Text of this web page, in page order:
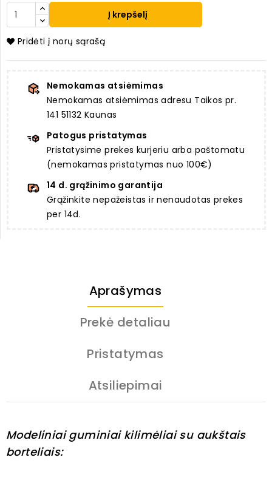
Į krepšelį
Pridėti į norų sąrašą
Nemokamas atsiėmimas
Nemokamas atsiėmimas adresu Taikos pr.
141 51132 Kaunas
Patogus pristatymas
Pristatysime prekes kurjeriu arba paštomatu
(nemokamas pristatymas nuo 100€)
14 d. grąžinimo garantija
Grąžinkite nepažeistas ir nenaudotas prekes
per 14d.
Aprašymas
Prekė detaliau
Pristatymas
Atsiliepimai
Modeliniai guminiai kilimėliai su aukštais
borteliais: